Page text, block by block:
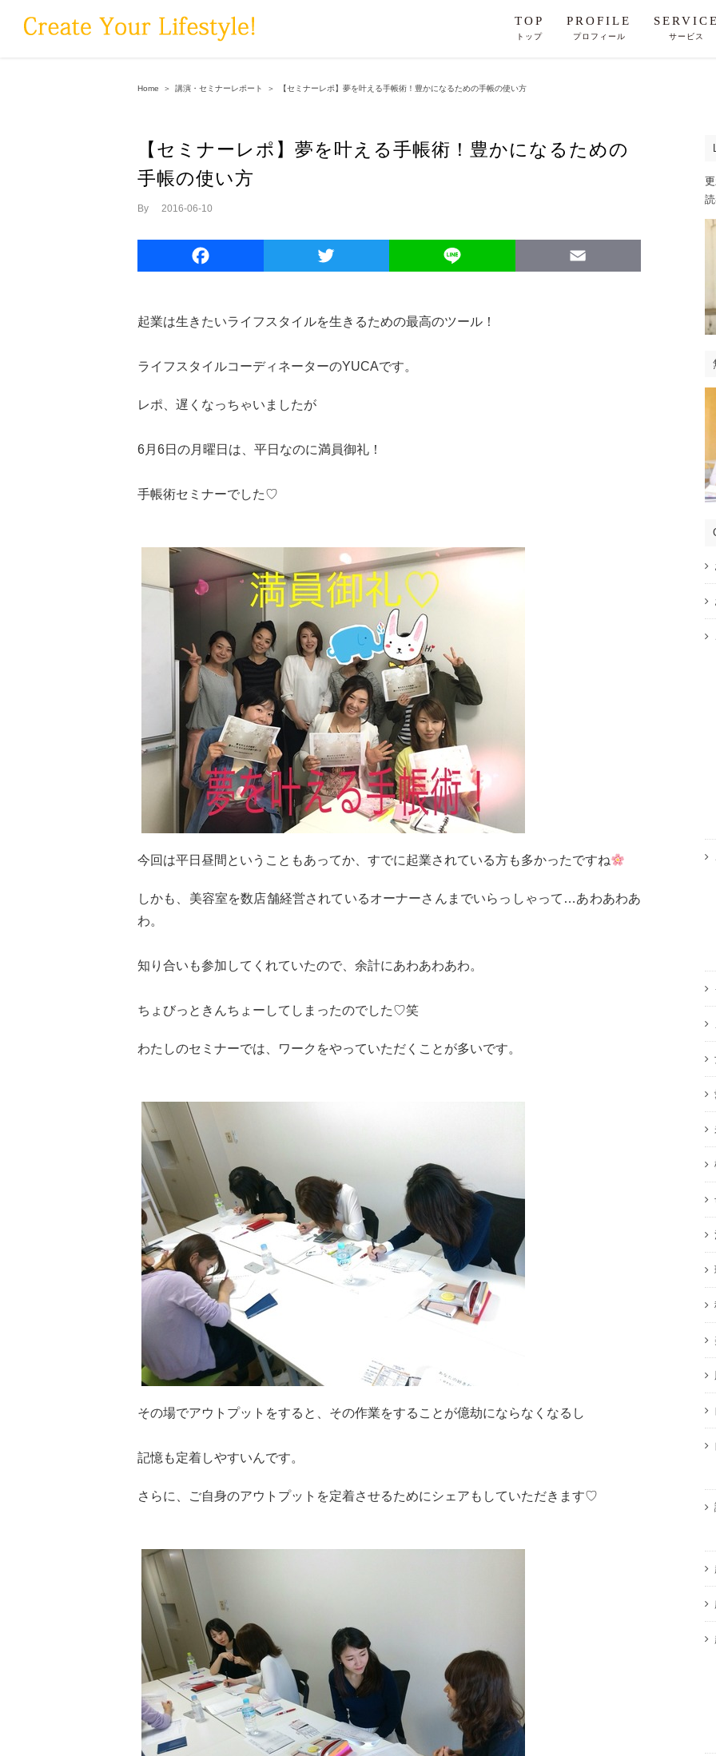
TOP
トップ
PROFILE
プロフィール
SERVICE
サービス
Home ＞ 講演・セミナーレポート ＞ 【セミナーレポ】夢を叶える手帳術！豊かになるための手帳の使い方
【セミナーレポ】夢を叶える手帳術！豊かになるための
手帳の使い方
By 2016-06-10
Facebook
起業は生きたいライフスタイルを生きるための最高のツール！
ライフスタイルコーディネーターのYUCAです。
レポ、遅くなっちゃいましたが
6月6日の月曜日は、平日なのに満員御礼！
手帳術セミナーでした♡
今回は平日昼間ということもあってか、すでに起業されている方も多かったですね
しかも、美容室を数店舗経営されているオーナーさんまでいらっしゃって…あわあわあ
わ。
知り合いも参加してくれていたので、余計にあわあわあわ。
ちょびっときんちょーしてしまったのでした♡笑
わたしのセミナーでは、ワークをやっていただくことが多いです。
その場でアウトプットをすると、その作業をすることが億劫にならなくなるし
記憶も定着しやすいんです。
さらに、ご自身のアウトプットを定着させるためにシェアもしていただきます♡